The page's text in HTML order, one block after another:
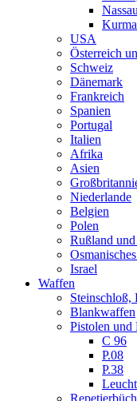
Nassau
USA
Österreich
Schweiz
Dänemark
Frankreich
Spanien
Portugal
Italien
Afrika
Asien
Niederlande
Belgien
Polen
Rußland
Israel
Waffen
Steinschloß,
Blankwaffen
Pistolen und
C 96
P.08
P.38